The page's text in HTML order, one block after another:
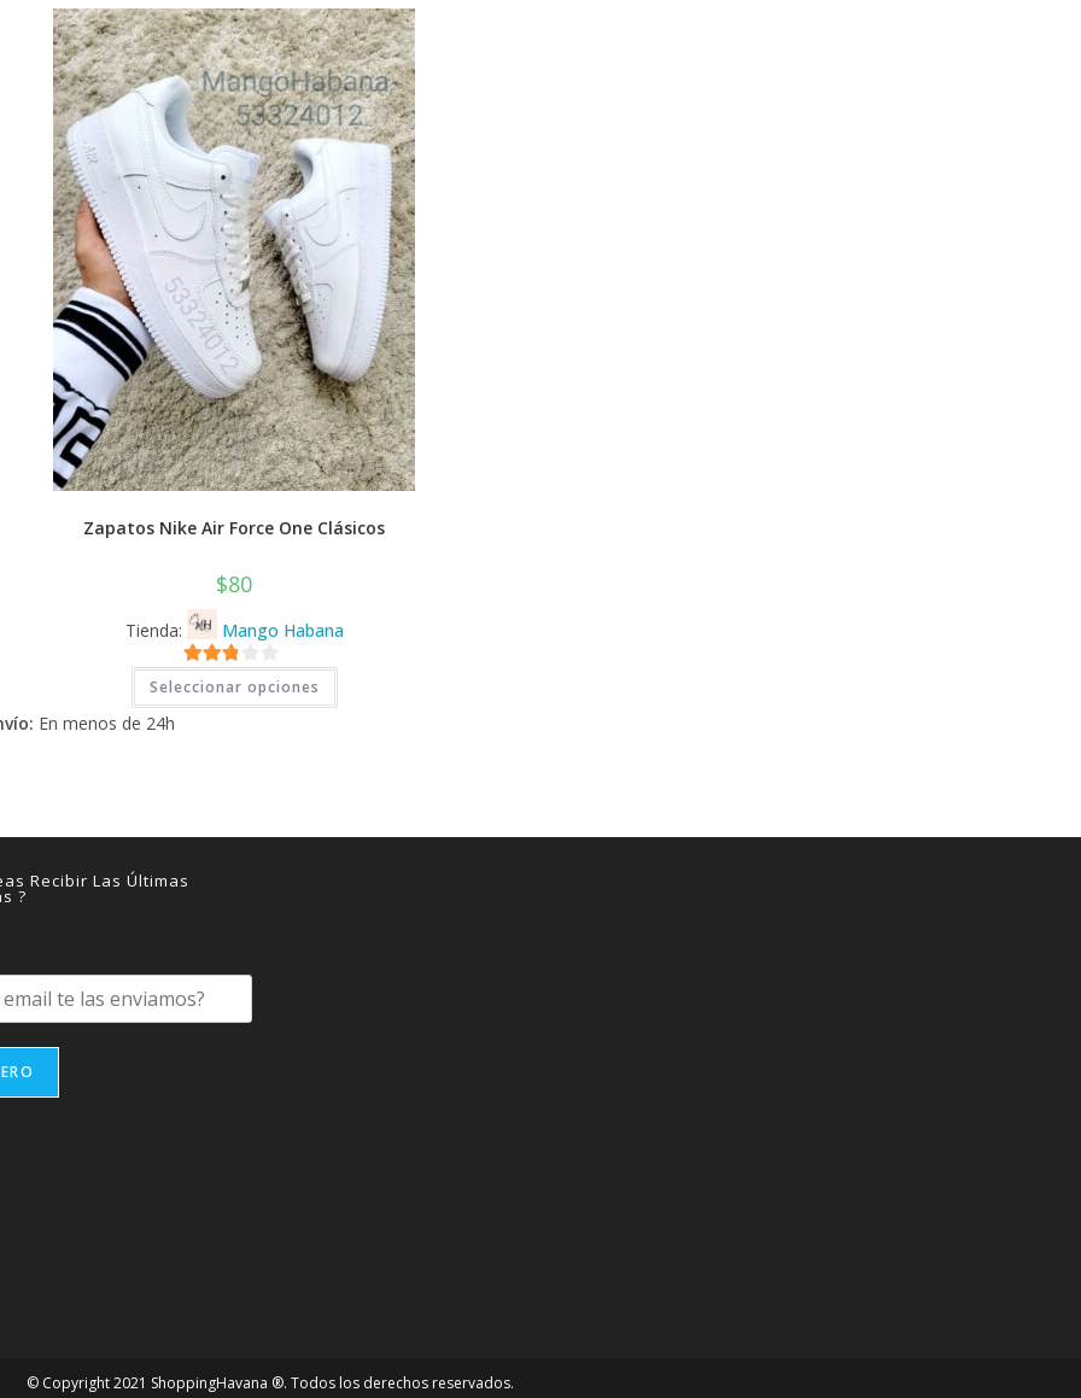
Las
opciones
se
pueden
elegir
en
la
página
de
producto
Zapatos Nike Air Force One Clásicos
$80
Tienda: Mango Habana
2.71
de 5
Seleccionar opciones
Este
tiene
en
En menos de 24h
Recibir Las Últimas
?
© Copyright 2021 ShoppingHavana ®. Todos los derechos reservados.